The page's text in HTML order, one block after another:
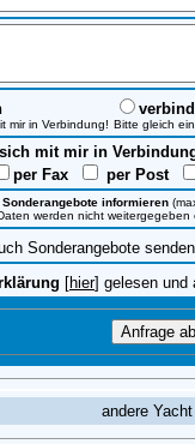
mir in Verbindung! Bitte gleich
sich mit mir in
per Fax per Post
informieren
werden nicht
Sonderangebote
[hier] gelesen und
andere